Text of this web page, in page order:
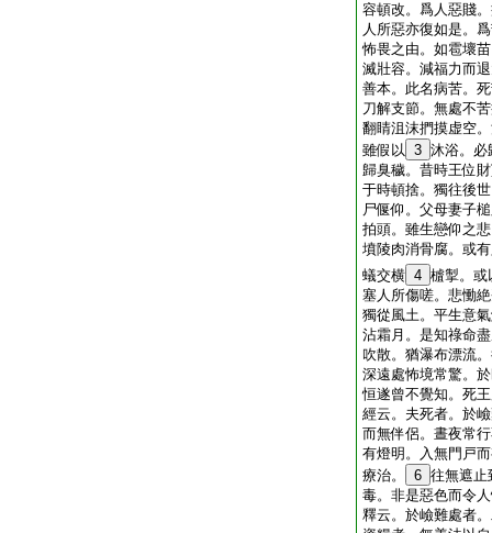
容頓改。爲人惡賤
人所惡亦復如是。
怖畏之由。如雹壞
滅壯容。減福力而
善本。此名病苦。
刀解支節。無處不
翻睛沮沫捫摸虚空
雖假以 3 沐浴。必
歸臭穢。昔時王位
于時頓捨。獨往後
尸偃仰。父母妻子
拍頭。雖生戀仰之
墳陵肉消骨腐。或
蟻交横 4 樝掣。或
塞人所傷嗟。悲慟
獨從風土。平生意
沾霜月。是知祿命
吹散。猶瀑布漂流
深遠處怖境常驚。
恒遂曾不覺知。死
經云。夫死者。於
而無伴侶。晝夜常
有燈明。入無門戸
療治。
6 往無遮止
毒。非是惡色而令
釋云。於嶮難處者